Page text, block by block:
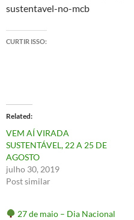
sustentavel-no-mcb
CURTIR ISSO:
Related
VEM AÍ VIRADA
SUSTENTÁVEL, 22 A 25 DE
AGOSTO
julho 30, 2019
Post similar
27 de maio – Dia Nacional